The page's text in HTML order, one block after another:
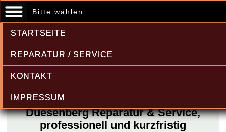
Bitte wählen...
STARTSEITE
REPARATUR / SERVICE
KONTAKT
IMPRESSUM
Duesenberg Reparatur & Service,
professionell und kurzfristig